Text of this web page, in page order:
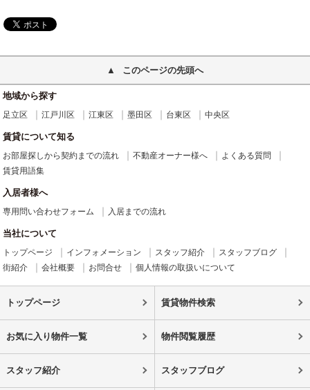
このページの先頭へ
地域から探す
足立区 江戸川区 江東区 墨田区 台東区 中央区
賃貸について知る
お部屋探しから契約までの流れ 不動産オーナー様へ
よくある質問
賃貸用語集
入居者様へ
専用問い合わせフォーム 入居までの流れ
当社について
トップページ インフォメーション スタッフ紹介
スタッフブログ
街紹介
会社概要 お問合せ 個人情報の取扱いについて
トップページ 賃貸物件検索
お気に入り物件一覧 物件閲覧履歴
スタッフ紹介 スタッフブログ